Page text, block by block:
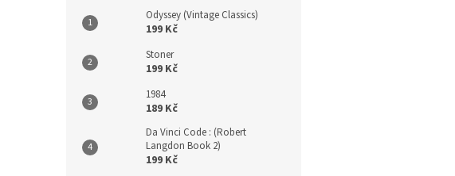
Odyssey (Vintage Classics)
199 Kč
Stoner
199 Kč
1984
189 Kč
Da Vinci Code : (Robert
Langdon Book 2)
199 Kč